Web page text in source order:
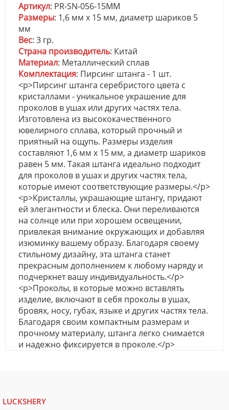
Артикул: PR-SN-056-15MM
Размеры: 1,6 мм х 15 мм, диаметр шариков 5
мм
Вес: 3 гр.
Страна производитель: Китай
Материал: Металлический сплав
Комплектация: Пирсинг штанга - 1 шт.
<p>Пирсинг штанга серебристого цвета с
кристаллами - уникальное украшение для
проколов в ушах или других частях тела.
Изготовлена из высококачественного
ювелирного сплава, который прочный и
приятный на ощупь. Размеры изделия
составляют 1,6 мм х 15 мм, а диаметр шариков
равен 5 мм. Такая штанга идеально подходит
для проколов в ушах и других частях тела,
которые имеют соответствующие размеры.</p>
<p>Кристаллы, украшающие штангу, придают
ей элегантности и блеска. Они переливаются
на солнце или при хорошем освещении,
привлекая внимание окружающих и добавляя
изюминку вашему образу. Благодаря своему
стильному дизайну, эта штанга станет
прекрасным дополнением к любому наряду и
подчеркнет вашу индивидуальность.</p>
<p>Проколы, в которые можно вставлять
изделие, включают в себя проколы в ушах,
бровях, носу, губах, языке и других частях тела.
Благодаря своим компактным размерам и
прочному материалу, штанга легко снимается
и надежно фиксируется в проколе.</p>
LUCKSHERY